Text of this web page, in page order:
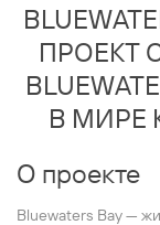
ПРОЕКТ
В МИРЕ
О проекте
Bluewaters Bay —